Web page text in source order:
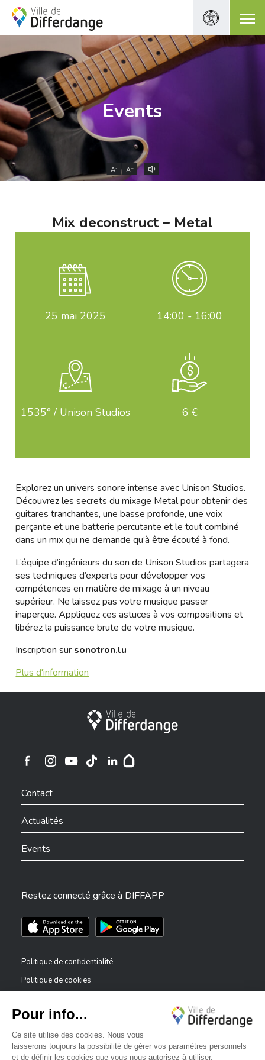
Events
A- A+
Mix deconstruct – Metal
25 mai 2025 14:00 - 16:00
1535° / Unison Studios 6 €
Explorez un univers sonore intense avec Unison Studios.
Découvrez les secrets du mixage Metal pour obtenir des
guitares tranchantes, une basse profonde, une voix
perçante et une batterie percutante et le tout combiné
dans un mix qui ne demande qu’à être écouté à fond.
L’équipe d’ingénieurs du son de Unison Studios partagera
ses techniques d’experts pour développer vos
compétences en matière de mixage à un niveau
supérieur. Ne laissez pas votre musique passer
inaperçue. Appliquez ces astuces à vos compositions et
libérez la puissance brute de votre musique.
Inscription sur sonotron.lu
Plus d'information
Ville de Differdange
Ville de Differdange sur Instagram
Contact
Actualités
Events
Restez connecté grâce à DIFFAPP
Téléchargez l'app sur l'App StoreTéléchargez l'app sur Play Store
Politique de confidentialité
Politique de cookies
Déclaration d’accessibilité
Dispositif de signalement — lanceurs d’alerte
✕
Bonjour, comment puis-je vous aider ?